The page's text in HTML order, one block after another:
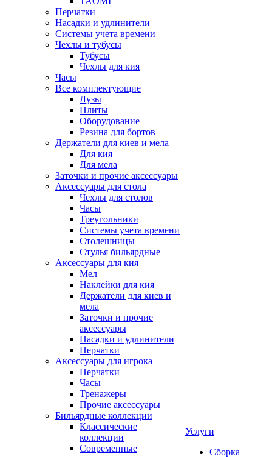
Перчатки
Насадки и удлинители
Системы учета времени
Чехлы и тубусы
Тубусы
Чехлы для кия
Часы
Все комплектующие
Лузы
Плиты
Оборудование
Резина для бортов
Держатели для киев и мела
Для кия
Для мела
Заточки и прочие аксессуары
Аксессуары для стола
Чехлы для столов
Часы
Треугольники
Системы учета времени
Столешницы
Стулья бильярдные
Аксессуары для кия
Мел
Наклейки для кия
Держатели для киев и
мела
Заточки и прочие
аксессуары
Насадки и удлинители
Перчатки
Аксессуары для игрока
Перчатки
Часы
Тренажеры
Прочие аксессуары
Бильярдные коллекции
Классические
коллекции
Современные
Услуги
Сборка